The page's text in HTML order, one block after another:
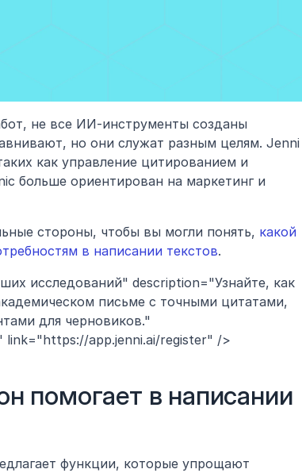
не все ИИ-инструменты созданы
но они служат разным целям. Jenni
как управление цитированием и
больше ориентирован на маркетинг и
стороны, чтобы вы могли понять, какой
в написании текстов.
исследований" description="Узнайте, как
письме с точными цитатами,
для черновиков."
link="https://app.jenni.ai/register" />
помогает в написании
функции, которые упрощают